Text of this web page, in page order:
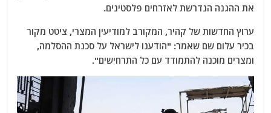
את ההגנה הנדרשת לאזרחים פלסטינים.
ערוץ החדשות של קהיר, המקורב למודיעין המצרי, ציטט מקור
בכיר עלום שם שאמר: "הודענו לישראל על סכנת ההסלמה,
ומצרים מוכנה להתמודד עם כל התרחישים".